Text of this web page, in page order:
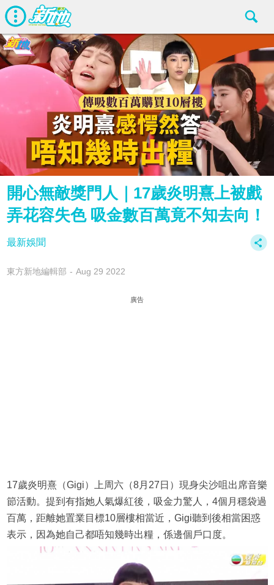
開心無敵獎門人｜17歲炎明熹上被戲
弄花容失色 吸金數百萬竟不知去向！
最新娛聞
東方新地編輯部 Aug 29 2022
廣告
17歲炎明熹（Gigi）上周六（8月27日）現身尖沙咀出席音樂
節活動。提到有指她人氣爆紅後，吸金力驚人，4個月穩袋過
百萬，距離她置業目標10層樓相當近，Gigi聽到後相當困惑
表示，因為她自己都唔知幾時出糧，係邊個戶口度。